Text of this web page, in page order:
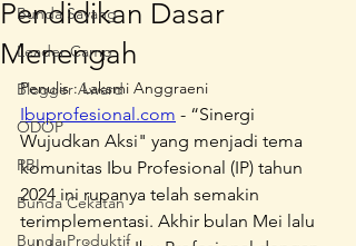
Bunda Sayang
Leader Camp
Blogger Award
ODOP
RBI
Bunda Cekatan
Bunda Produktif
Pendidikan Dasar
Menengah
Penulis : Laksmi Anggraeni
Ibuprofesional.com - “Sinergi
Wujudkan Aksi" yang menjadi tema
komunitas Ibu Profesional (IP) tahun
2024 ini rupanya telah semakin
terimplementasi. Akhir bulan Mei lalu